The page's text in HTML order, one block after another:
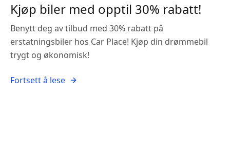
Kjøp biler med opptil 30% rabatt!
Benytt deg av tilbud med 30% rabatt på
erstatningsbiler hos Car Place! Kjøp din drømmebil
trygt og økonomisk!
Fortsett å lese